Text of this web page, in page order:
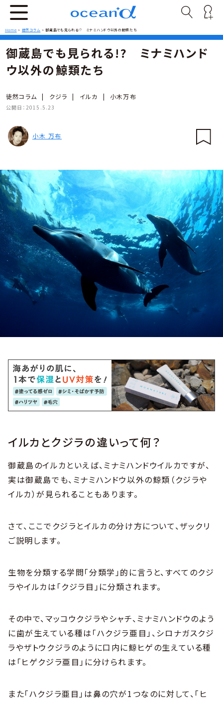
Home > 徒然コラム >御蔵島でも見られる!? ミナミハンドウ以外の鯨類たち
御蔵島でも見られる!? ミナミハンド
ウ以外の鯨類たち
徒然コラム | クジラ | イルカ | 小木万布
公開日： 2015.5.23
小木 万布
イルカとクジラの違いって何？
御蔵島のイルカといえば、ミナミハンドウイルカですが、
実は御蔵島でも、ミナミハンドウ以外の鯨類（クジラや
イルカ）が見られることもあります。
さて、ここでクジラとイルカの分け方について、ザックリ
ご説明します。
生物を分類する学問「分類学」的に言うと、すべてのクジ
ラやイルカは「クジラ目」に分類されます。
その中で、マッコウクジラやシャチ、ミナミハンドウのよう
に歯が生えている種は「ハクジラ亜目」、シロナガスクジ
ラやザトウクジラのように口内に鯨ヒゲの生えている種
は「ヒゲクジラ亜目」に分けられます。
また「ハクジラ亜目」は鼻の穴が1つなのに対して、「ヒ